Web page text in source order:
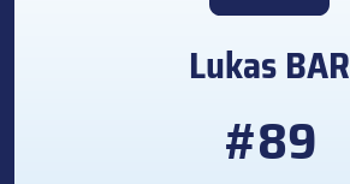
LukasBAR
#89